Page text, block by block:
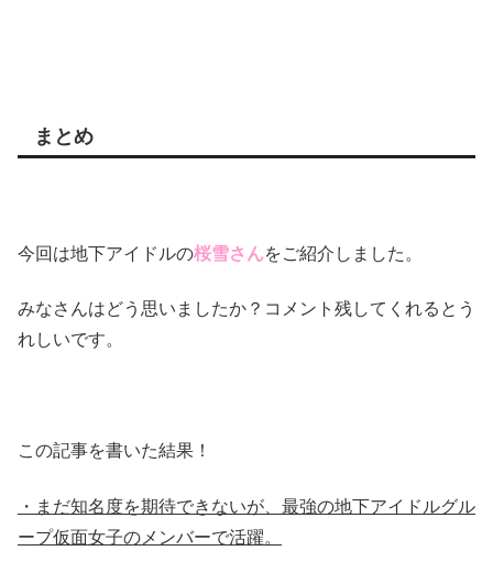
まとめ
今回は地下アイドルの桜雪さんをご紹介しました。
みなさんはどう思いましたか？コメント残してくれるとう
れしいです。
この記事を書いた結果！
・まだ知名度を期待できないが、最強の地下アイドルグル
ープ仮面女子のメンバーで活躍。